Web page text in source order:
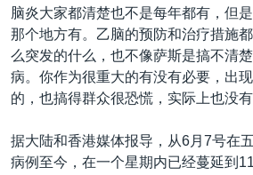
跳
转
到
检
索
欧洲
非洲
美洲
全球议题
科教·文娱·体健
军事
劳工
环境
白宫要闻
国会报道
美中关系
美国建国250周年
埃博拉疫情
VOA视频
VOA今日焦点
中文广播
关注我们
脑炎大家都清楚也不是每年都有，但
那个地方有。乙脑的预防和治疗措施
么突发的什么，也不像萨斯是搞不清
病。你作为很重大的有没有必要，出
的，也搞得群众很恐慌，实际上也没
据大陆和香港媒体报导，从6月7号在
病例至今，在一个星期内已经蔓延到